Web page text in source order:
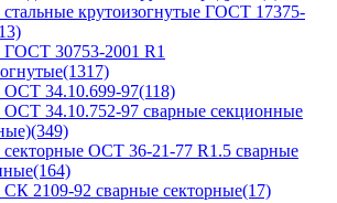
крутоизогнутые ГОСТ 17375-
30753-2001 R1
(1317)
34.10.699-97(118)
34.10.752-97 сварные секционные
(349)
ОСТ 36-21-77 R1.5 сварные
(164)
2109-92 сварные секторные(17)